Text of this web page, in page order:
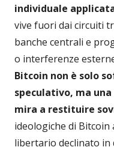
individuale
vive fuori dai circuiti
banche centrali e
o interferenze
Bitcoin non è solo
speculativo, ma
mira a restituire
ideologiche di
libertario declinato